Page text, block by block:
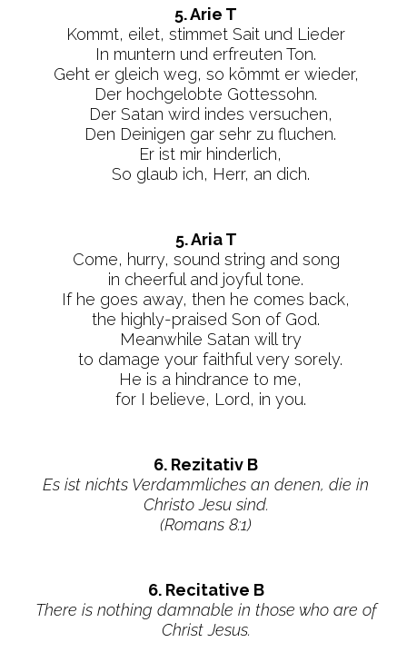
5. Arie T
Kommt, eilet, stimmet Sait und Lieder
In muntern und erfreuten Ton.
Geht er gleich weg, so kömmt er wieder,
Der hochgelobte Gottessohn.
Der Satan wird indes versuchen,
Den Deinigen gar sehr zu fluchen.
Er ist mir hinderlich,
So glaub ich, Herr, an dich.
5. Aria T
Come, hurry, sound string and song
in cheerful and joyful tone.
If he goes away, then he comes back,
the highly-praised Son of God.
Meanwhile Satan will try
to damage your faithful very sorely.
He is a hindrance to me,
for I believe, Lord, in you.
6. Rezitativ B
Es ist nichts Verdammliches an denen, die in
Christo Jesu sind.
(Romans 8:1)
6. Recitative B
There is nothing damnable in those who are of
Christ Jesus.